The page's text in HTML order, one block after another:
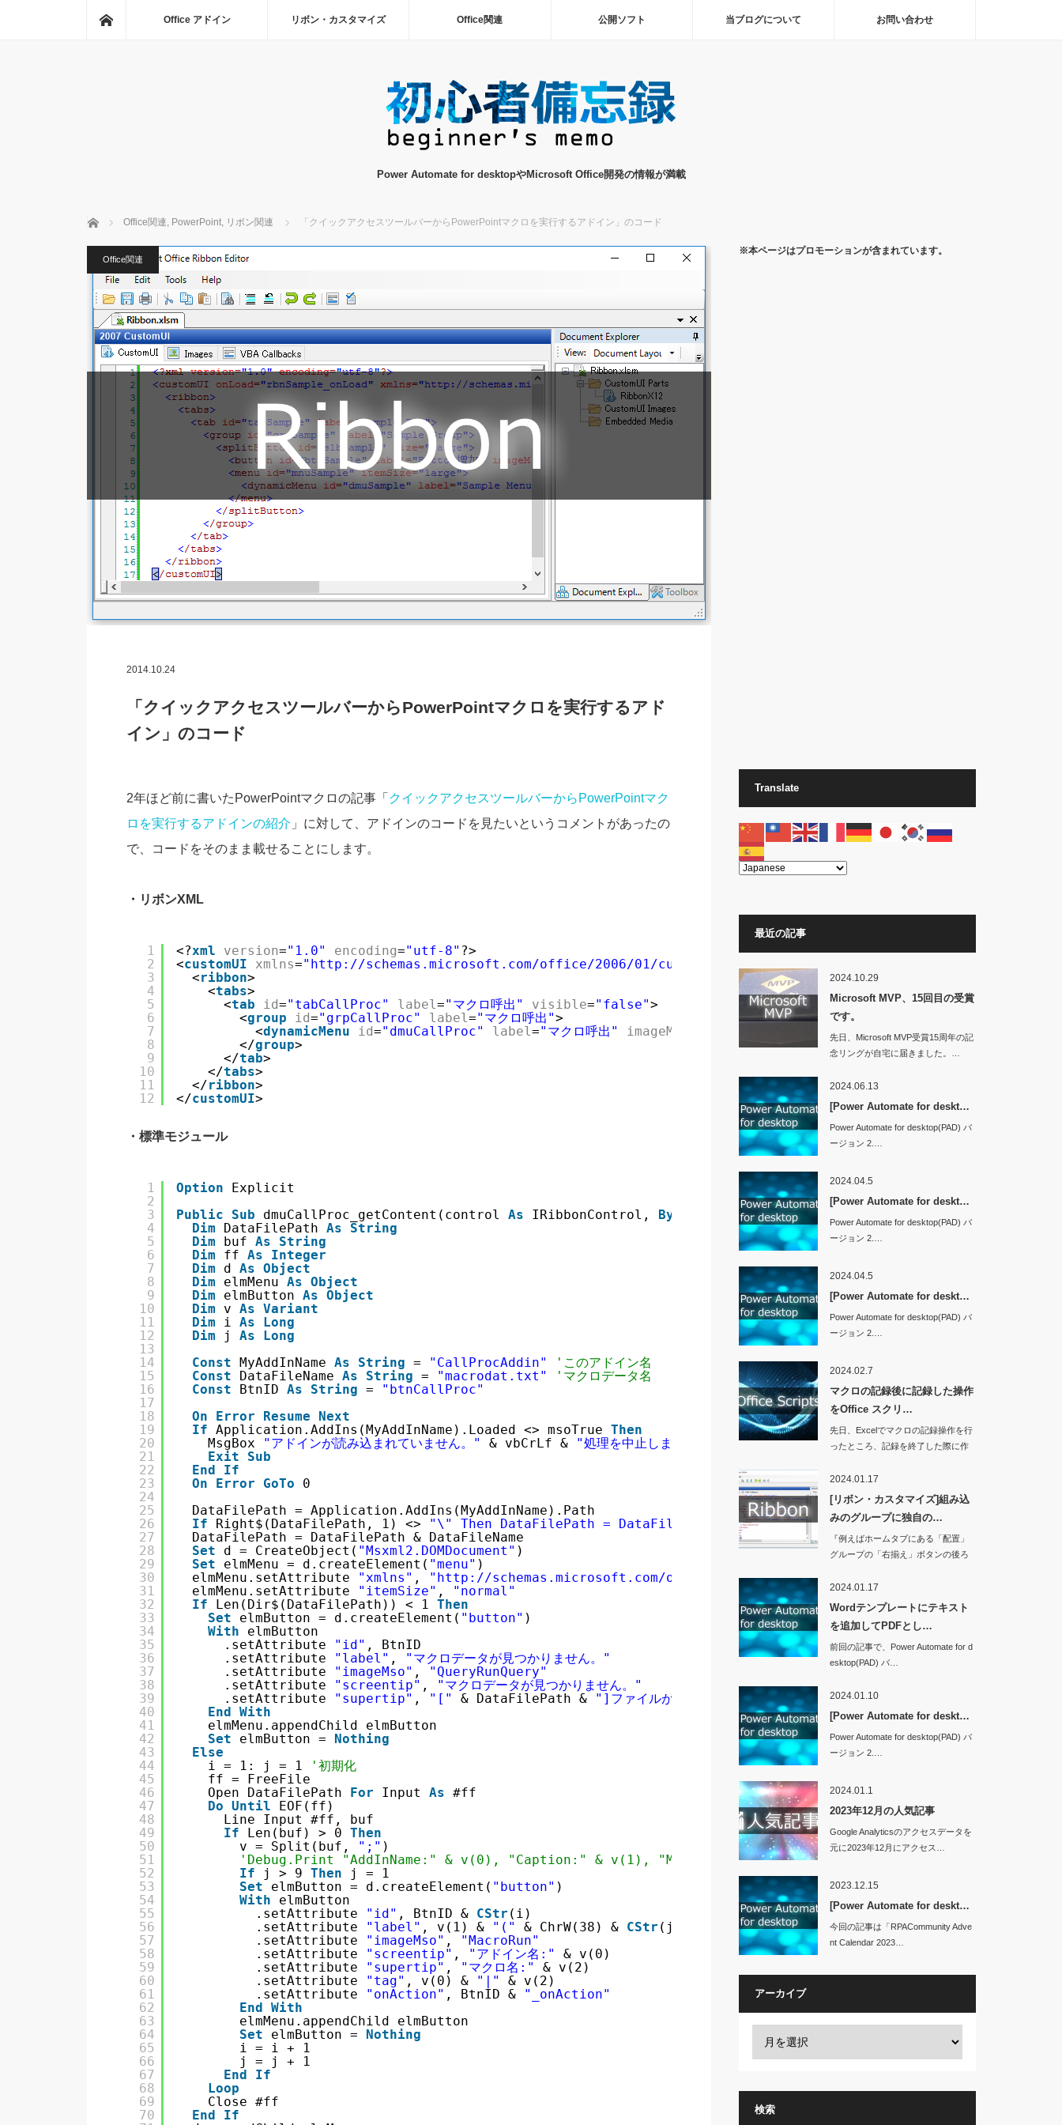
Office アドイン リボン・カスタマイズ Office関連 公開ソフト 当ブログについて お問い合わせ
Power Automate for desktopやMicrosoft Office開発の情報が満載
ホーム Office関連, PowerPoint, リボン関連 「クイックアクセスツールバーからPowerPointマクロを実行するアドイン」のコード
Office関連
2014.10.24
「クイックアクセスツールバーからPowerPointマクロを実行するアド
イン」のコード
2年ほど前に書いたPowerPointマクロの記事「 クイックアクセスツールバーからPowerPointマク
ロを実行するアドインの紹介 」に対して、アドインのコードを見たいというコメントがあったの
で、コードをそのまま載せることにします。
・リボンXML
1
2
3
4
5
6
7
8
9
10
11
12
<?xml version="1.0" encoding="utf-8" ?>
<customUI xmlns=" http://schemas.microsoft.com/office/2006/01/customui
<ribbon>
<tabs>
<tab id="tabCallProc" label="マクロ呼出" visible="false">
<group id="grpCallProc" label="マクロ呼出">
<dynamicMenu id="dmuCallProc" label="マクロ呼出" imageMso size= "normal" screentip
</group>
</tab>
</tabs>
</ribbon>
</customUI>
・標準モジュール
1
2
3
4
5
6
7
8
9
10
11
12
13
14
15
16
17
18
19
20
21
22
23
24
25
26
27
28
29
30
31
32
33
34
35
36
37
38
39
40
41
42
43
44
45
46
47
48
49
50
51
52
53
54
55
56
57
58
59
60
61
62
63
64
65
66
67
68
69
70
Option
Explicit
Public
Sub dmuCallProc_getContent(control As IRibbonControl, ByRef
returnedVal)
Dim
DataFilePath As
String
Dim
buf As
String
Dim
ff As
Integer
Dim
d As Object
Dim
elmMenu As Object
Dim
elmButton As Object
Dim
v As Variant
Dim
i As
Long
Dim
j As
Long
Const MyAddInName As String = "CallProcAddin"
'このアドイン名
Const
DataFileName As String = "macrodat.txt"
'マクロデータ名
Const
BtnID As String =
"btnCallProc"
On
Error Resume
Next
If Application.AddIns(MyAddInName).Loaded <> msoTrue Then
MsgBox
"アドインが読み込まれていません。" & vbCrLf & "処理を中止します。"
, vbCritical + vbSystemModal
Exit
Sub
End
If
On
Error GoTo
0
DataFilePath = Application.AddIns(MyAddInName).Path
If
Right$(DataFilePath, 1) <> "\" Then DataFilePath = DataFilePath & "\"
DataFilePath = DataFilePath & DataFileName
Set
d = CreateObject( "Msxml2.DOMDocument" )
Set
elmMenu = d.createElement( "menu" )
elmMenu.setAttribute
"xmlns" , " http://schemas.microsoft.com/office/2006/01/customui
elmMenu.setAttribute
"itemSize" ,
"normal"
If
Len(Dir$(DataFilePath)) < 1 Then
Set
elmButton = d.createElement( "button" )
With
elmButton
.setAttribute
"id" , BtnID
.setAttribute
"label" ,
"マクロデータが見つかりません。"
.setAttribute
"imageMso" ,
"QueryRunQuery"
.setAttribute
"screentip" ,
"マクロデータが見つかりません。"
.setAttribute
"supertip" , "[" & DataFilePath &
"]ファイルがあるかどうかご確認ください。"
End With
elmMenu.appendChild elmButton
Set
elmButton = Nothing
Else
i = 1: j = 1
'初期化
ff = FreeFile
Open DataFilePath For Input As #ff
Do Until
EOF(ff)
Line Input #ff, buf
If
Len(buf) > 0 Then
v = Split(buf,
";" )
'Debug.Print "AddInName:" & v(0), "Caption:" & v(1), "MacroName:" & v(2)
If
j > 9 Then
j = 1
Set
elmButton = d.createElement( "button" )
With
elmButton
.setAttribute
"id" , BtnID & CStr (i)
.setAttribute
"label" , v(1) & "(" & ChrW(38) & CStr (j) &
.setAttribute
"imageMso" ,
"MacroRun"
.setAttribute
"screentip" , "アドイン名:"
& v(0)
.setAttribute
"supertip" , "マクロ名:"
& v(2)
.setAttribute
"tag" , v(0) & "|"
& v(2)
.setAttribute
"onAction" , BtnID &
"_onAction"
End With
elmMenu.appendChild elmButton
Set
elmButton = Nothing
i = i + 1
j = j + 1
End
If
Loop
Close #ff
End
If
※本ページはプロモーションが含まれています。
Translate
最近の記事
2024.10.29
Microsoft MVP、15回目の受賞
です。
先日、Microsoft MVP受賞15周年の記
念リングが自宅に届きました。…
2024.06.13
[Power Automate for deskt…
Power Automate for desktop(PAD) バ
ージョン 2.…
2024.04.5
[Power Automate for deskt…
Power Automate for desktop(PAD) バ
ージョン 2.…
2024.04.5
[Power Automate for deskt…
Power Automate for desktop(PAD) バ
ージョン 2.…
2024.02.7
マクロの記録後に記録した操作
をOffice スクリ…
先日、Excelでマクロの記録操作を行
ったところ、記録を終了した際に作
2024.01.17
[リボン・カスタマイズ]組み込
みのグループに独自の…
『例えばホームタブにある「配置」
グループの「右揃え」ボタンの後ろ
2024.01.17
Wordテンプレートにテキスト
を追加してPDFとし…
前回の記事で、Power Automate for d
esktop(PAD) バ…
2024.01.10
[Power Automate for deskt…
Power Automate for desktop(PAD) バ
ージョン 2.…
2024.01.1
2023年12月の人気記事
Google Analyticsのアクセスデータを
元に2023年12月にアクセス…
2023.12.15
[Power Automate for deskt…
今回の記事は「RPACommunity Adve
nt Calendar 2023…
アーカイブ
検索